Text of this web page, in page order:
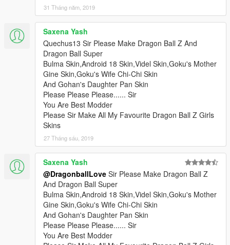
31 Tháng năm, 2019
Saxena Yash
Quechus13 Sir Please Make Dragon Ball Z And
Dragon Ball Super
Bulma Skin,Android 18 Skin,Videl Skin,Goku's Mother
Gine Skin,Goku's Wife Chi-Chi Skin
And Gohan's Daughter Pan Skin
Please Please Please...... Sir
You Are Best Modder
Please Sir Make All My Favourite Dragon Ball Z Girls
Skins
27 Tháng sáu, 2019
Saxena Yash
@DragonballLove Sir Please Make Dragon Ball Z
And Dragon Ball Super
Bulma Skin,Android 18 Skin,Videl Skin,Goku's Mother
Gine Skin,Goku's Wife Chi-Chi Skin
And Gohan's Daughter Pan Skin
Please Please Please...... Sir
You Are Best Modder